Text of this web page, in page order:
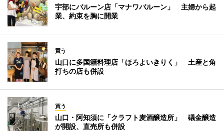
宇部にバルーン店「マナワバルーン」 主婦から起
業、約束を胸に開業
買う
山口に多国籍料理店「ほろよいきりく」 土産と角
打ちの店も併設
買う
山口・阿知須に「クラフト麦酒醸造所」 礒金醸造
が開設、直売所も併設